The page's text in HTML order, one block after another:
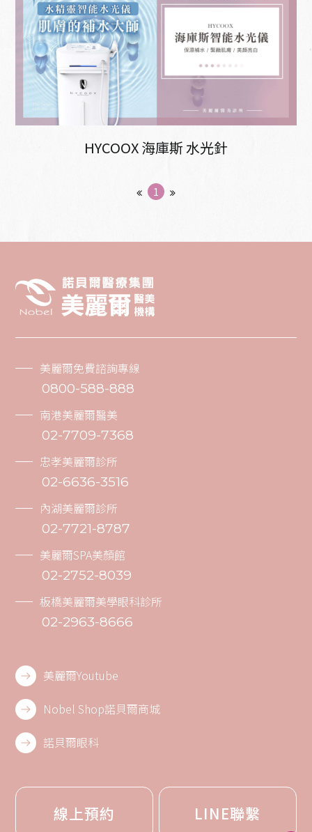
HYCOOX ​海庫斯 水光針
1
美麗爾免費諮詢專線
0800-588-888
南港美麗爾醫美
02-7709-7368
忠孝美麗爾診所
02-6636-3516
內湖美麗爾診所
02-7721-8787
美麗爾SPA美顏館
02-2752-8039
板橋美麗爾美學眼科診所
02-2963-8666
美麗爾Youtube
Nobel Shop諾貝爾商城
諾貝爾眼科
線上預約 LINE聯繫